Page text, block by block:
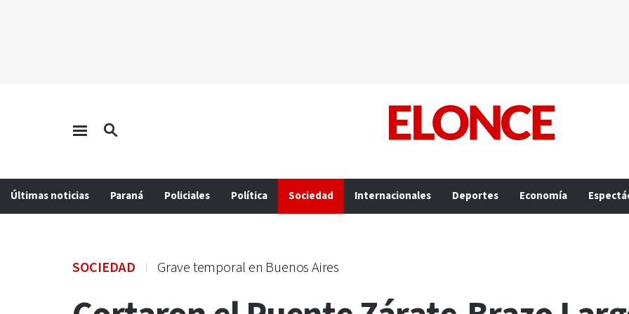
Últimas noticias Paraná Policiales Política Sociedad Internacionales Deportes Economía
SOCIEDAD Grave temporal en Buenos Aires